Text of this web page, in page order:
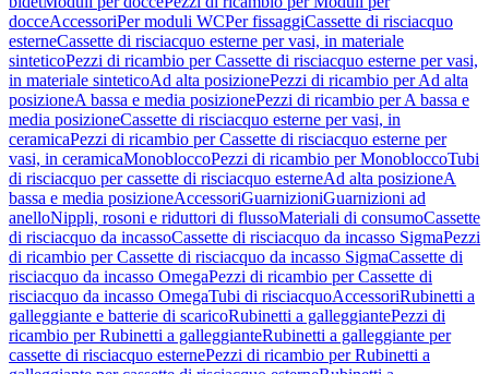
docceAccessoriPer moduli WCPer fissaggiCassette di risciacquo
esterneCassette di risciacquo esterne per vasi, in materiale
sinteticoPezzi di ricambio per Cassette di risciacquo esterne per vasi,
in materiale sinteticoAd alta posizionePezzi di ricambio per Ad alta
posizioneA bassa e media posizionePezzi di ricambio per A bassa e
media posizioneCassette di risciacquo esterne per vasi, in
ceramicaPezzi di ricambio per Cassette di risciacquo esterne per
vasi, in ceramicaMonobloccoPezzi di ricambio per MonobloccoTubi
di risciacquo per cassette di risciacquo esterneAd alta posizioneA
bassa e media posizioneAccessoriGuarnizioniGuarnizioni ad
anelloNippli, rosoni e riduttori di flussoMateriali di consumoCassette
di risciacquo da incassoCassette di risciacquo da incasso SigmaPezzi
di ricambio per Cassette di risciacquo da incasso SigmaCassette di
risciacquo da incasso OmegaPezzi di ricambio per Cassette di
risciacquo da incasso OmegaTubi di risciacquoAccessoriRubinetti a
galleggiante e batterie di scaricoRubinetti a galleggiantePezzi di
ricambio per Rubinetti a galleggianteRubinetti a galleggiante per
cassette di risciacquo esternePezzi di ricambio per Rubinetti a